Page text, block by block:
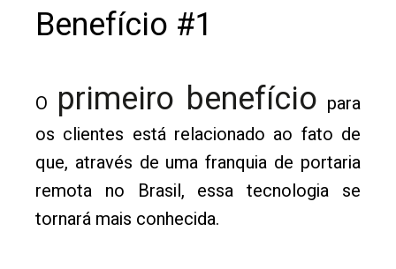
Benefício #1
O primeiro benefício para
os clientes está relacionado ao fato de
que, através de uma franquia de portaria
remota no Brasil, essa tecnologia se
tornará mais conhecida.